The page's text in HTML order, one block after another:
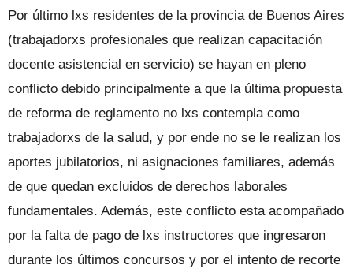
Por último lxs residentes de la provincia de Buenos Aires
(trabajadorxs profesionales que realizan capacitación
docente asistencial en servicio) se hayan en pleno
conflicto debido principalmente a que la última propuesta
de reforma de reglamento no lxs contempla como
trabajadorxs de la salud, y por ende no se le realizan los
aportes jubilatorios, ni asignaciones familiares, además
de que quedan excluidos de derechos laborales
fundamentales. Además, este conflicto esta acompañado
por la falta de pago de lxs instructores que ingresaron
durante los últimos concursos y por el intento de recorte